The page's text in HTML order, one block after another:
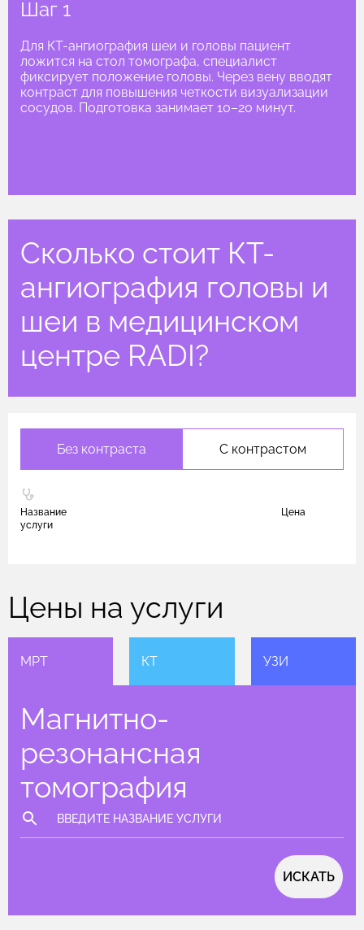
Шаг 1
Для КТ-ангиография шеи и головы пациент
ложится на стол томографа, специалист
фиксирует положение головы. Через вену вводят
контраст для повышения четкости визуализации
сосудов. Подготовка занимает 10–20 минут.
Сколько стоит КТ-
ангиография головы и
шеи в медицинском
центре RADI?
Без контраста С контрастом
Название
услуги
Цена
Цены на услуги
МРТ КТ УЗИ
Магнитно-
резонансная
томография
ИСКАТЬ